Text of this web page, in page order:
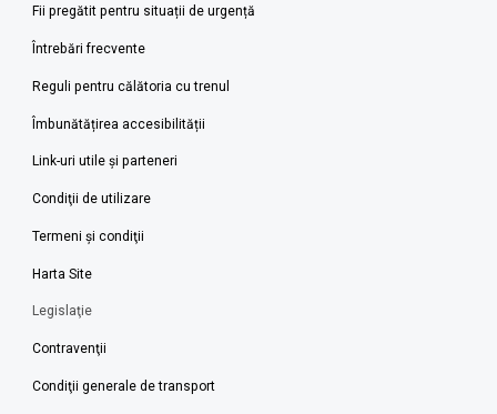
Fii pregătit pentru situații de urgență
Întrebări frecvente
Reguli pentru călătoria cu trenul
Îmbunătățirea accesibilității
Link-uri utile şi parteneri
Condiţii de utilizare
Termeni şi condiţii
Harta Site
Legislaţie
Contravenţii
Condiţii generale de transport